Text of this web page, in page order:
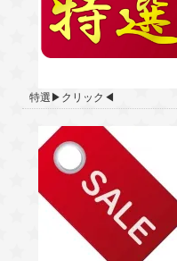
特選▶クリック◀